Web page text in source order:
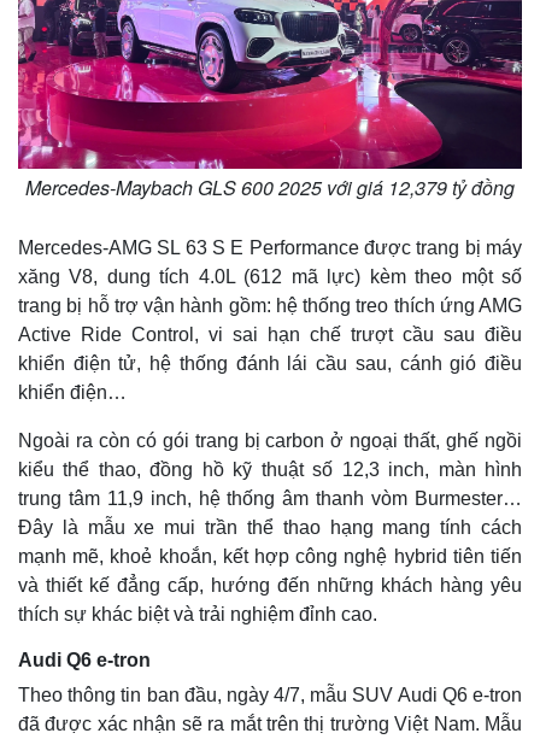
Thế giới
Quan sát
Cuộc sống đó đây
Hồ sơ
Multimedia
Video
Ảnh
Mercedes-Maybach GLS 600 2025 với giá 12,379 tỷ đồng
Mercedes-AMG SL 63 S E Performance được trang bị máy
xăng V8, dung tích 4.0L (612 mã lực) kèm theo một số
trang bị hỗ trợ vận hành gồm: hệ thống treo thích ứng AMG
Active Ride Control, vi sai hạn chế trượt cầu sau điều
khiển điện tử, hệ thống đánh lái cầu sau, cánh gió điều
khiển điện…
Ngoài ra còn có gói trang bị carbon ở ngoại thất, ghế ngồi
kiểu thể thao, đồng hồ kỹ thuật số 12,3 inch, màn hình
trung tâm 11,9 inch, hệ thống âm thanh vòm Burmester…
Đây là mẫu xe mui trần thể thao hạng mang tính cách
mạnh mẽ, khoẻ khoắn, kết hợp công nghệ hybrid tiên tiến
và thiết kế đẳng cấp, hướng đến những khách hàng yêu
thích sự khác biệt và trải nghiệm đỉnh cao.
Audi Q6 e-tron
Theo thông tin ban đầu, ngày 4/7, mẫu SUV Audi Q6 e-tron
đã được xác nhận sẽ ra mắt trên thị trường Việt Nam. Mẫu